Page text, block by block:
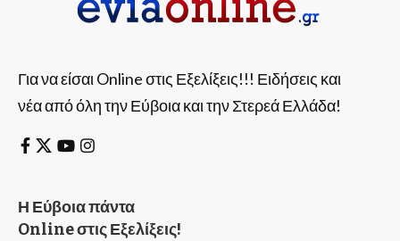
Για να είσαι Online στις Εξελίξεις!!! Ειδήσεις και
νέα από όλη την Εύβοια και την Στερεά Ελλάδα!
Η Εύβοια πάντα
Online στις Εξελίξεις!